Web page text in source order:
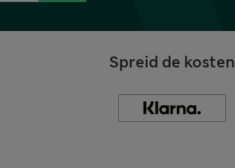
Spreid de kosten